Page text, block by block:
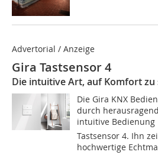
Advertorial / Anzeige
Gira Tastsensor 4
Die intuitive Art, auf Komfort zu
Die Gira KNX
durch
intuitive Bedienung
Tastsensor 4. Ihn
hochwertige